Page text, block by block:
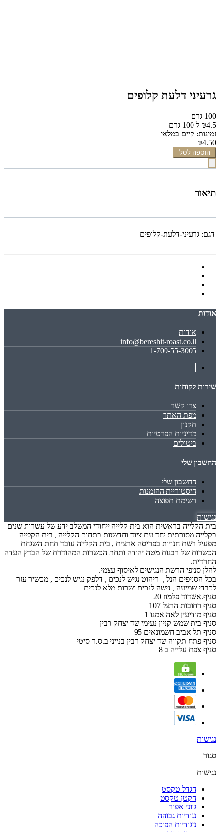
גרעיני דלעת קלופים
100 גרם
₪4.5 ל 100 גרם
זמינות: קיים במלאי
₪4.50
הוספה לסל
תיאור
דגם: גרעיני-דלעת-קלופים
אודות
אודות
info@bereshit-roast.co.il
1-700-55-3005
שירות לקוחות
צרו קשר
מפת האתר
תקנון
מדיניות הפרטיות
ביטולים
החשבון שלי
החשבון שלי
היסטוריית ההזמנות
רשימת תפוצה
נגישות
בית הקלייה בראשית הוא בית קלייה ייחודי המשלב ידע של עשרות שנים
בקלייה מסורתית יחד עם ציוד וחדשנות בתחום הקלייה , בית הקלייה
מפעיל רשת חנויות בפריסה ארצית , בית הקלייה עובד תחת השגחת
הכשרות של רבנות מטה יהודה ותחת הכשרות המהודרת של הבדץ העדה
החרדית.
להלן סניפי הרשת הנגישים לאיסוף עצמי.
בכל הסניפים הנל , ריהוט נגיש לנכים , דלפק נגיש לנכים , מכשיר עזר
לכבדי שמיעה , גישה לנכים ושרות מלא לנכים.
סניף.אשדוד פלמח 20
סניף רחובות הרצל 107
סניף מודיעין לאה אמנו 1
סניף בית שמש קניון נעימי שד יצחק רבין
סניף תל אביב חשמונאים 95
סניף פתח תקווה שד יצחק רבין בנייני ב.ס.ר סיטי
סניף צפת עלייה ב 8
נגישות
סגור
נגישות
הגדל טקסט
הקטן טקסט
גווני אפור
נגודיות גבוהה
ניגודיות הפוכה